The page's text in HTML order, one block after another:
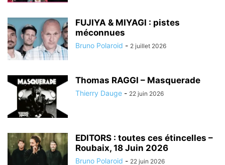
FUJIYA & MIYAGI : pistes
méconnues
Bruno Polaroid - 2 juillet 2026
Thomas RAGGI – Masquerade
Thierry Dauge - 22 juin 2026
EDITORS : toutes ces étincelles –
Roubaix, 18 Juin 2026
Bruno Polaroid - 22 juin 2026